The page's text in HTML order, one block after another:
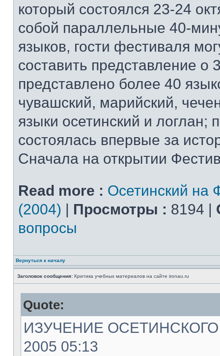
который состоялся 23-24
собой параллельные 40-
языков, гости фестиваля
составить представление о
представлено более 40
чувашский, марийский,
языки осетинский и логлан;
состоялась впервые за
Сначала на открытии
Read more : Осетинский на
(2004) | Просмотры : 8194 |
вопросы
Вернуться к началу
Заголовок сообщения: Критика учебных материалов на сайте ironau.ru
Quote:
ИЗУЧЕНИЕ ОСЕТИНСКОГО
2005 05:13